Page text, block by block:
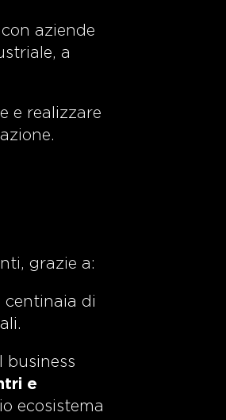
con aziende
a
e realizzare
grazie a:
centinaia di
business
e
ecosistema